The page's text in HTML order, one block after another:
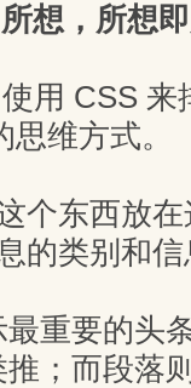
想，所想
用 CSS 来
维方式。
个东西放
的类别和
重要的头
；而段落